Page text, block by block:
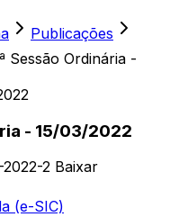
Publicações
Sessão Ordinária -
- 15/03/2022
2 Baixar
(e-SIC)